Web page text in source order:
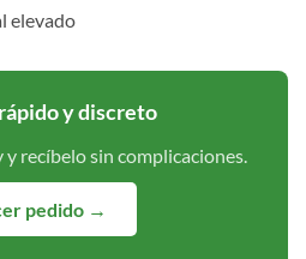
elevado
y discreto
recíbelo sin complicaciones.
pedido →